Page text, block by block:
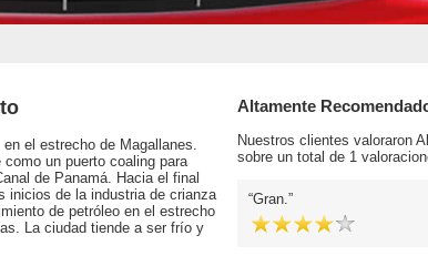
el estrecho de Magallanes.
como un puerto coaling para
de Panamá. Hacia el final
inicios de la industria de crianza
de petróleo en el estrecho
La ciudad tiende a ser frío y
Altamente
Nuestros clientes valoraron
sobre un total de 1
Gran.